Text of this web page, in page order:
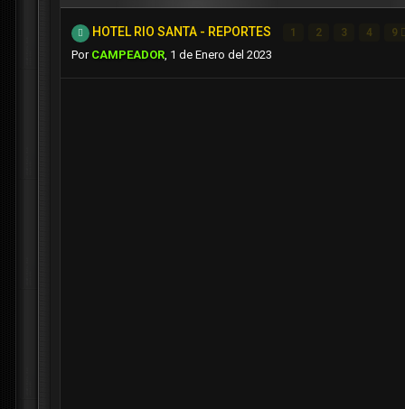
HOTEL RIO SANTA - REPORTES 1 2 3 4 9
Por CAMPEADOR, 1 de Enero del 2023